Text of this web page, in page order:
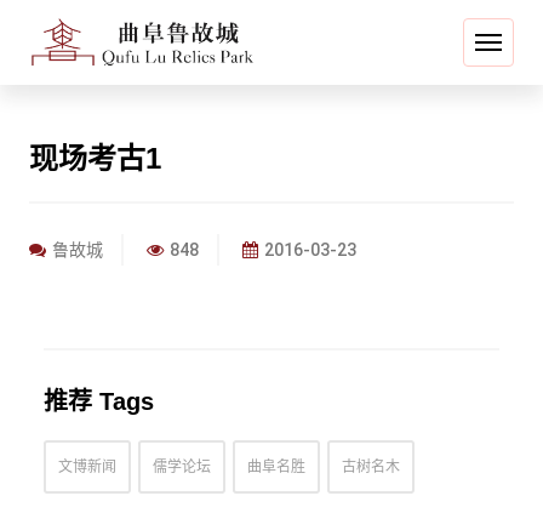
现场考古1
鲁故城 848 2016-03-23
推荐 Tags
文博新闻 儒学论坛 曲阜名胜 古树名木